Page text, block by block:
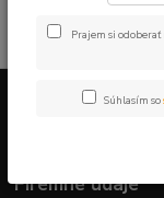
Firemné údaje
Prajem si
Súhlasím so